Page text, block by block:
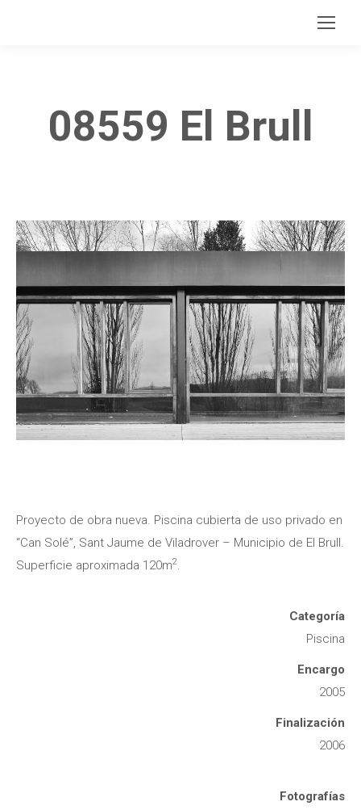
08559 El Brull
Proyecto de obra nueva. Piscina cubierta de uso privado en
“Can Solé”, Sant Jaume de Viladrover – Municipio de El Brull.
Superficie aproximada 120m2.
Categoría
Piscina
Encargo
2005
Finalización
2006
Fotografías